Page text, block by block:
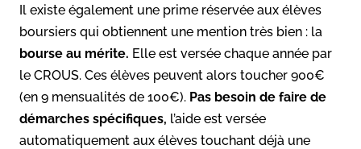
Il existe également une prime réservée aux élèves
boursiers qui obtiennent une mention très bien : la
bourse au mérite. Elle est versée chaque année par
le CROUS. Ces élèves peuvent alors toucher 900€
(en 9 mensualités de 100€). Pas besoin de faire de
démarches spécifiques, l’aide est versée
automatiquement aux élèves touchant déjà une